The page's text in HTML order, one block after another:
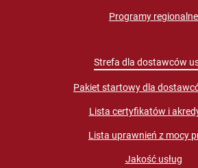
Programy regionalne
Strefa dla dostawców
Pakiet startowy dla
Lista certyfikatów i
Lista uprawnień z mocy
Jakość usług